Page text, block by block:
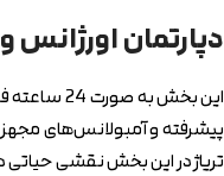
دپارتمان اورژانس
این بخش به
پیشرفته و آمبولانس‌های